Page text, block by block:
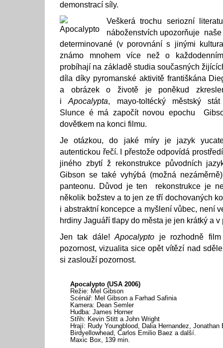
demonstrací síly.
Veškerá trochu seriozní
náboženstvích upozorňuje
determinované (v porovnání s jinými
známo mnohem více než o
probíhají na základě studia současných
díla díky pyromanské aktivitě františkána
a obrázek o životě je poněkud
iApocalypta, mayo-toltécký městský
Slunce é má započít novou epochu
dovětkem na konci filmu.
Je otázkou, do jaké míry je jazyk
autentickou řečí. I přestože odpovídá
jiného zbytí ž rekonstrukce původních
Gibson se také vyhýbá (možná
panteonu. Důvod je ten rekonstrukce je
několik božstev a to jen ze tří dochovaných
i abstraktní koncepce a myšlení vůbec, není
hrdiny Jaguáří tlapy do města je jen krátký a
Jen tak dále!Apocalypto je rozhodně
pozornost, vizualita sice opět vítězí nad
si zaslouží pozornost.
Apocalypto (USA 2006)
Režie: Mel Gibson
Scénář: Mel Gibson a Farhad Safinia
Kamera: Dean Semler
Hudba: James Horner
Střih: Kevin Stitt a John Wright
Hrají: Rudy Youngblood, Dalia Hernandez, Jonathan
Birdyellowhead, Carlos Emilio Baez a další.
Maxic Box, 139 min.